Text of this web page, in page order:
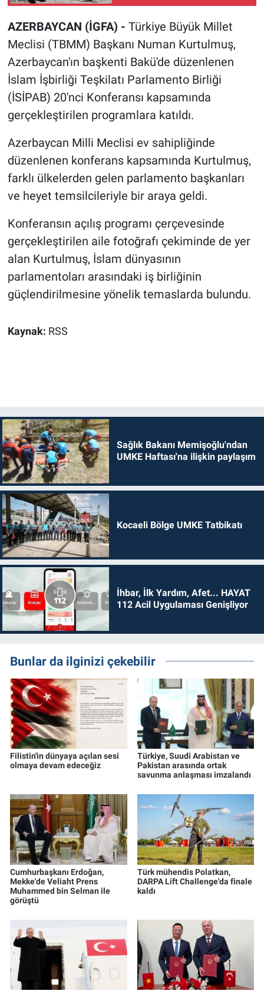
AZERBAYCAN (İGFA) - Türkiye Büyük Millet
Meclisi (TBMM) Başkanı Numan Kurtulmuş,
Azerbaycan'ın başkenti Bakü'de düzenlenen
İslam İşbirliği Teşkilatı Parlamento Birliği
(İSİPAB) 20'nci Konferansı kapsamında
gerçekleştirilen programlara katıldı.
Azerbaycan Milli Meclisi ev sahipliğinde
düzenlenen konferans kapsamında Kurtulmuş,
farklı ülkelerden gelen parlamento başkanları
ve heyet temsilcileriyle bir araya geldi.
Konferansın açılış programı çerçevesinde
gerçekleştirilen aile fotoğrafı çekiminde de yer
alan Kurtulmuş, İslam dünyasının
parlamentoları arasındaki iş birliğinin
güçlendirilmesine yönelik temaslarda bulundu.
Kaynak: RSS
Sağlık Bakanı Memişoğlu'ndan
UMKE Haftası'na ilişkin paylaşım
Kocaeli Bölge UMKE Tatbikatı
İhbar, İlk Yardım, Afet... HAYAT
112 Acil Uygulaması Genişliyor
Bunlar da ilginizi çekebilir
Filistin'in dünyaya açılan sesi
olmaya devam edeceğiz
Türkiye, Suudi Arabistan ve
Pakistan arasında ortak
savunma anlaşması imzalandı
Cumhurbaşkanı Erdoğan,
Mekke'de Veliaht Prens
Muhammed bin Selman ile
görüştü
Türk mühendis Polatkan,
DARPA Lift Challenge'da finale
kaldı